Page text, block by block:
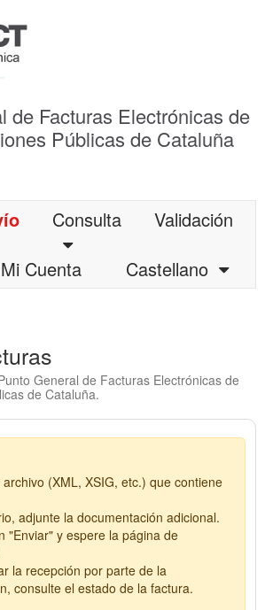
de Facturas Electrónicas de
Públicas de Cataluña
Consulta
Validación
Mi Cuenta
Castellano
General de Facturas Electrónicas de
de Cataluña.
(XML, XSIG, etc.) que contiene
adjunte la documentación adicional.
"Enviar" y espere la página de
la recepción por parte de la
consulte el estado de la factura.